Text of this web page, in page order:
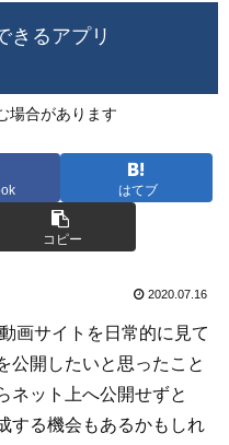
きるアプリ
場合があります
はてブ
コピー
2020.07.16
画サイトを日常的に見て
公開したいと思ったこと
ネット上へ公開せずと
する機会もあるかもしれ